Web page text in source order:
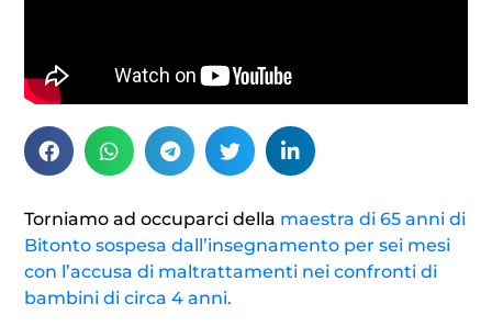
Torniamo ad occuparci della maestra di 65 anni di
Bitonto sospesa dall’insegnamento per sei mesi
con l’accusa di maltrattamenti nei confronti di
bambini di circa 4 anni.